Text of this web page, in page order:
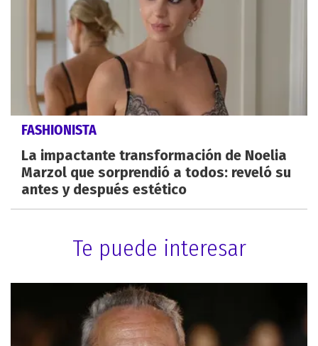
FASHIONISTA
La impactante transformación de Noelia
Marzol que sorprendió a todos: reveló su
antes y después estético
Te puede interesar